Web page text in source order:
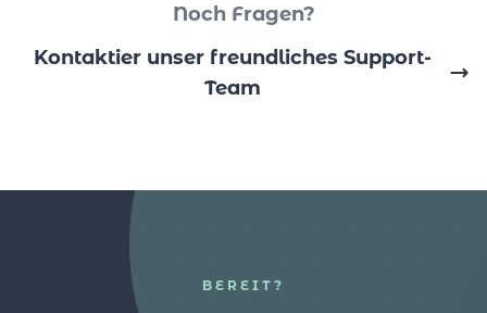
Noch Fragen?
Kontaktier unser freundliches Support-
Team
BEREIT?